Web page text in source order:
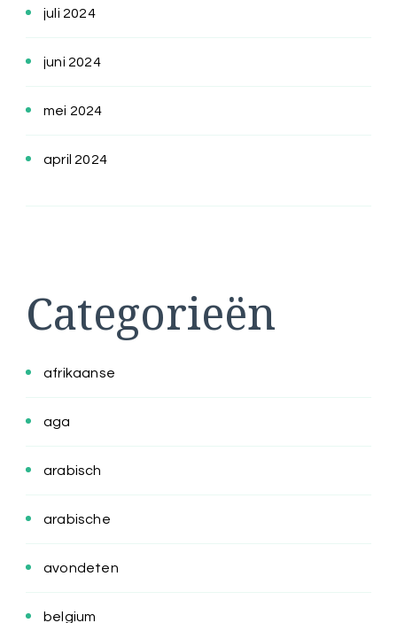
juli 2024
juni 2024
mei 2024
april 2024
Categorieën
afrikaanse
aga
arabisch
arabische
avondeten
belgium